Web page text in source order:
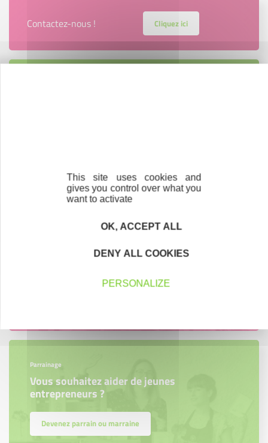
Contactez-nous ! Cliquez ici
En savoir plus
Nous les avons accompagnés dans leur
Parrainage
Vous souhaitez aider de jeunes
entrepreneurs ?
Devenez parrain ou marraine
This site uses cookies and
gives you control over what you
want to activate
OK, ACCEPT ALL
DENY ALL COOKIES
PERSONALIZE